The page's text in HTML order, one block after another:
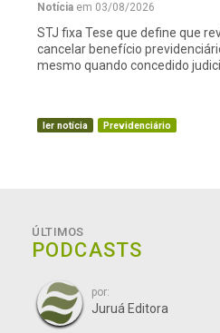
Notícia em 03/08/2026
STJ fixa Tese que define que
cancelar benefício
mesmo quando concedido
ler notícia Previdenciário
ÚLTIMOS
PODCASTS
por:
Juruá Editora